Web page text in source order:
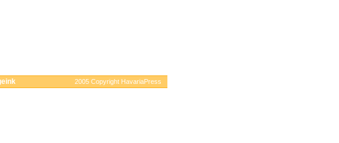
az egyéni vállalkozókat, õstermelõket és
fejlesztés egy újabb lépés afelé, hogy a bevallás a
átlátható folyamattá váljék, amelyben az adózóknak
2005 Copyright HavariaPress